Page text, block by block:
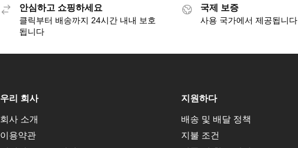
안심하고 쇼핑하세요
클릭부터 배송까지 24시간 내내 보호
됩니다
국제 보증
사용 국가에서 제공됩니다
우리 회사
회사 소개
이용약관
지원하다
배송 및 배달 정책
지불 조건